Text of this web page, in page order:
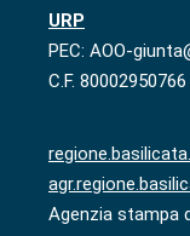
URP
PEC: AOO-
C.F. 80002950766
Agenzia stampa